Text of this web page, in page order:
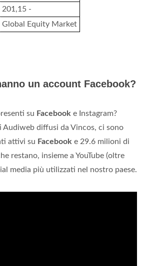
201,15 -
Global Equity Market
un account Facebook?
su Facebook e Instagram?
diffusi da Vincos, ci sono
attivi su Facebook e 29.6 milioni di
restano, insieme a YouTube (oltre
media più utilizzati nel nostro paese.